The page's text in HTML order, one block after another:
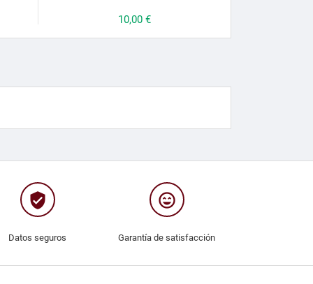
Precio
10,00 €
verified_user
Datos seguros
sentiment_very_satisfied
Garantía de satisfacción